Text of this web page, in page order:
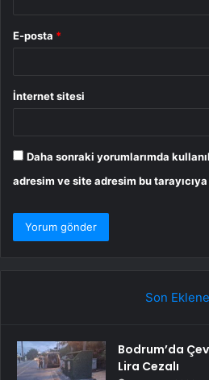
E-posta *
İnternet sitesi
Daha sonraki yorumlarımda
adresim ve site adresim bu
Son
Bodrum’da
Lira Cezalı